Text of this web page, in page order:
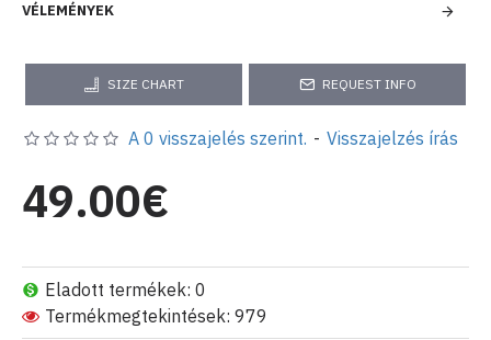
VÉLEMÉNYEK
SIZE CHART REQUEST INFO
Eladott termékek: 0
Termékmegtekintések: 979
A 0 visszajelés szerint. - Visszajelzés írás
49.00€